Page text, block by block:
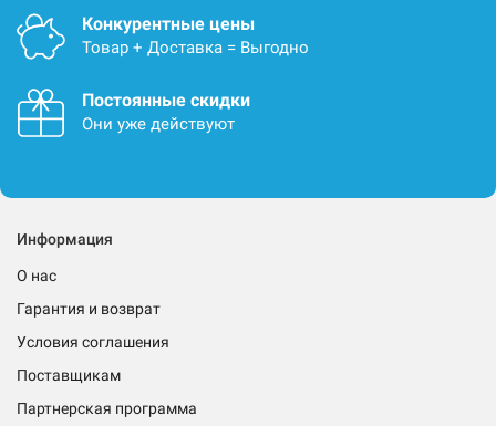
Конкурентные цены
Товар + Доставка = Выгодно
Постоянные скидки
Они уже действуют
Информация
О нас
Гарантия и возврат
Условия соглашения
Поставщикам
Партнерская программа